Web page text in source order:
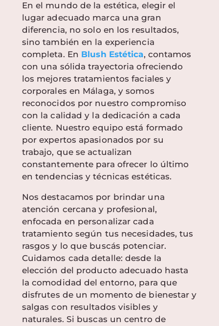
En el mundo de la estética, elegir el
lugar adecuado marca una gran
diferencia, no solo en los resultados,
sino también en la experiencia
completa. En Blush Estética, contamos
con una sólida trayectoria ofreciendo
los mejores tratamientos faciales y
corporales en Málaga, y somos
reconocidos por nuestro compromiso
con la calidad y la dedicación a cada
cliente. Nuestro equipo está formado
por expertos apasionados por su
trabajo, que se actualizan
constantemente para ofrecer lo último
en tendencias y técnicas estéticas.
Nos destacamos por brindar una
atención cercana y profesional,
enfocada en personalizar cada
tratamiento según tus necesidades, tus
rasgos y lo que buscás potenciar.
Cuidamos cada detalle: desde la
elección del producto adecuado hasta
la comodidad del entorno, para que
disfrutes de un momento de bienestar y
salgas con resultados visibles y
naturales. Si buscas un centro de